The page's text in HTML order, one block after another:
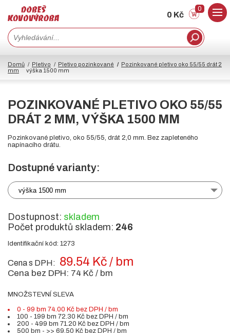
0 Kč
0
Domů Pletivo Pletivo pozinkované
Pozinkované pletivo oko 55/55 drát 2
mm
výška 1500 mm
POZINKOVANÉ PLETIVO OKO 55/55
DRÁT 2 MM, VÝŠKA 1500 MM
Pozinkované pletivo, oko 55/55, drát 2,0 mm. Bez zapleteného
napínacího drátu.
Dostupné varianty:
výška 1500 mm
Dostupnost: skladem
Počet produktů skladem: 246
Identifikační kód: 1273
Cena s DPH: 89.54 Kč / bm
Cena bez DPH: 74 Kč / bm
MNOŽSTEVNÍ SLEVA
0 - 99 bm 74.00 Kč bez DPH / bm
100 - 199 bm 72.30 Kč bez DPH / bm
200 - 499 bm 71.20 Kč bez DPH / bm
500 bm - >> 69.50 Kč bez DPH / bm